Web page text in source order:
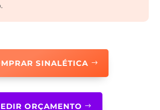
SINALÉTICA
ORÇAMENTO